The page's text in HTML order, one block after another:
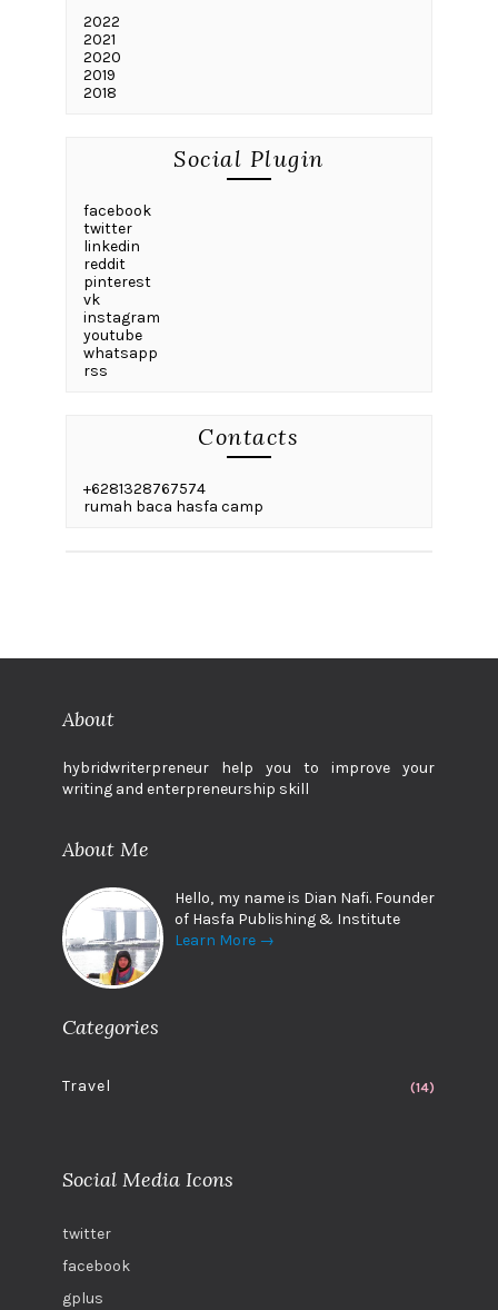
2022
2021
2020
2019
2018
Social Plugin
facebook
twitter
linkedin
reddit
pinterest
vk
instagram
youtube
whatsapp
rss
Contacts
+6281328767574
rumah baca hasfa camp
About
hybridwriterpreneur help you to improve your
writing and enterpreneurship skill
About Me
Hello, my name is Dian Nafi. Founder
of Hasfa Publishing & Institute
Learn More →
Categories
Travel (14)
Social Media Icons
twitter
facebook
gplus